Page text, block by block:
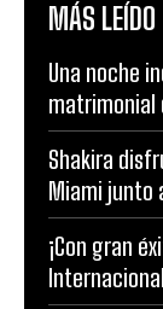
MÁS LEÍDO
Una noche
matrimonial
Shakira
Miami junto
¡Con gran